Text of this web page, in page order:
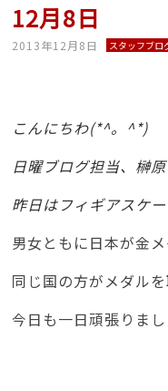
12月8日
2013年12月8日 スタッフブロ
こんにちわ(*^。^*)
日曜ブログ担当、榊原
昨日はフィギアスケ
男女ともに日本が金
同じ国の方がメダル
今日も一日頑張りまし